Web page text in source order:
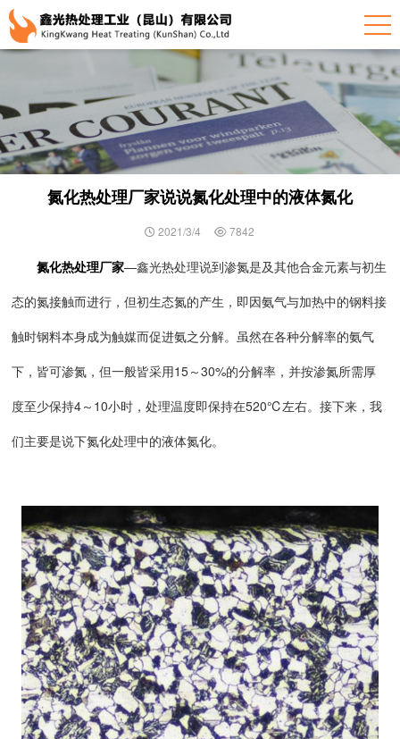
氮化热处理厂家说说氮化处理中的液体氮化
2021/3/4 7842
氮化热处理厂家—鑫光热处理说到渗氮是及其他合金元素与初生
态的氮接触而进行，但初生态氮的产生，即因氨气与加热中的钢料接
触时钢料本身成为触媒而促进氨之分解。虽然在各种分解率的氨气
下，皆可渗氮，但一般皆采用15～30%的分解率，并按渗氮所需厚
度至少保持4～10小时，处理温度即保持在520℃左右。接下来，我
们主要是说下氮化处理中的液体氮化。